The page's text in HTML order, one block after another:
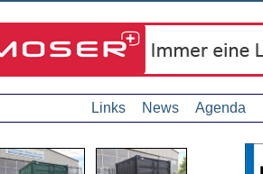
Links News Agenda